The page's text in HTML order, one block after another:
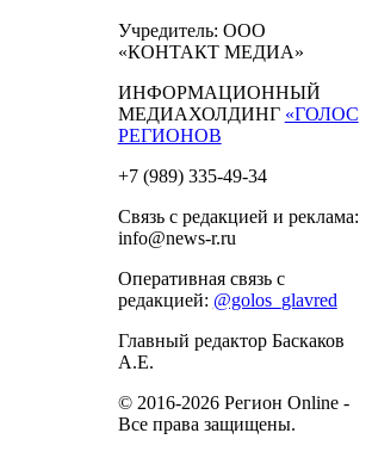
Учредитель: ООО
«КОНТАКТ МЕДИА»
ИНФОРМАЦИОННЫЙ
МЕДИАХОЛДИНГ «ГОЛОС
РЕГИОНОВ
+7 (989) 335-49-34
Связь с редакцией и реклама:
info@news-r.ru
Оперативная связь с
редакцией: @golos_glavred
Главный редактор Баскаков
А.Е.
© 2016-2026 Регион Online -
Все права защищены.